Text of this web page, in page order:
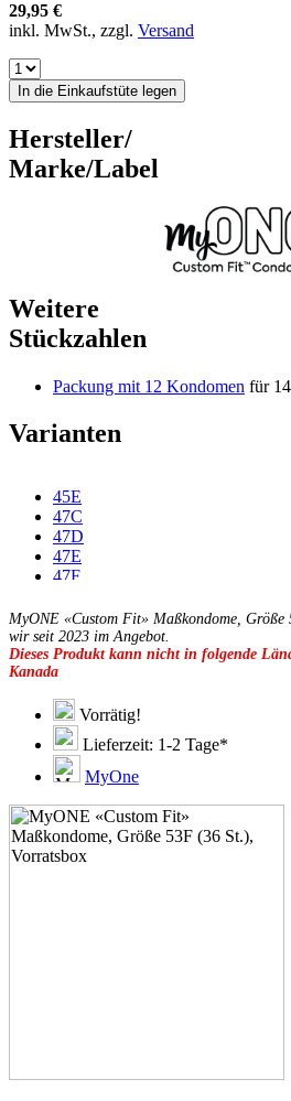
29,95 €
inkl. MwSt., zzgl. Versand
In die Einkaufstüte legen
Hersteller/
Marke/Label
Weitere
Stückzahlen
Packung mit 12 Kondomen für
Varianten
45E
47C
47D
47E
47F
49D
49E
49F
49G
51C
51D
51E
51F
51G
53C
53D
53E
MyONE «Custom Fit» Maßkondome,
wir seit 2023 im Angebot.
Dieses Produkt kann nicht in folgende
Kanada
Vorrätig!
Lieferzeit: 1-2 Tage*
MyOne